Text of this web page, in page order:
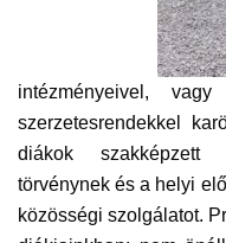
intézményeivel,
szerzetesrendekkel
diákok szakképzett
törvénynek és a helyi
közösségi szolgálatot.